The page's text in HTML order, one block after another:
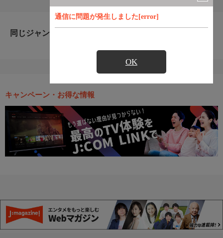
通信に問題が発生しました[error]
OK
同じジャンルのおすすめ番組
キャンペーン・お得な情報